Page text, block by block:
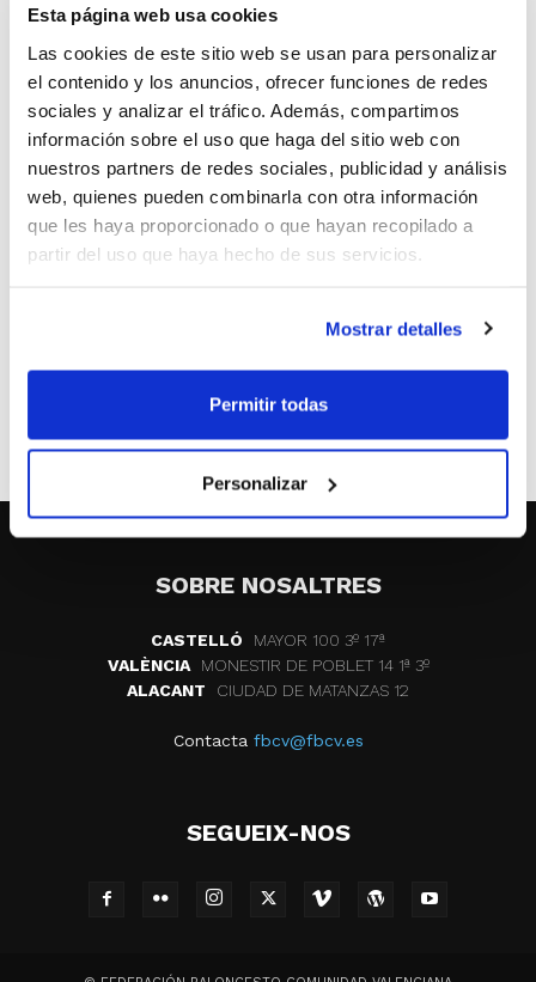
Esta página web usa cookies
Las cookies de este sitio web se usan para personalizar
el contenido y los anuncios, ofrecer funciones de redes
sociales y analizar el tráfico. Además, compartimos
información sobre el uso que haga del sitio web con
nuestros partners de redes sociales, publicidad y análisis
web, quienes pueden combinarla con otra información
que les haya proporcionado o que hayan recopilado a
partir del uso que haya hecho de sus servicios.
Mostrar detalles
Permitir todas
Personalizar
El Presidente de FIBA Europa, Alafur Rafnsson y el
Secretario General, Nar Zanolin, han sido los
encargados de anunciar que Ekaterinburgo acogerá la
Final Four del 2011.
En ella, los dos equipos rusos, Sparta&k y
Ekaterinburg, disputaran la primera semifinal,
mientras que el Ciudad Ros Casares y el Halcón
abril se jugará el tercer y cuarto puesto y la gran final.
ciudad ros casares
ekaterinburgo
SOBRE NOSALTRES
CASTELLÓ
MAYOR 100 3º 17ª
VALÈNCIA
MONESTIR DE POBLET 14 1ª 3º
ALACANT
CIUDAD DE MATANZAS 12
Contacta fbcv@fbcv.es
SEGUEIX-NOS